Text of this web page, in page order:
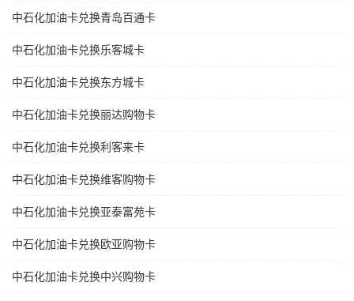
中石化加油卡兑换青岛百通卡
中石化加油卡兑换乐客城卡
中石化加油卡兑换东方城卡
中石化加油卡兑换丽达购物卡
中石化加油卡兑换利客来卡
中石化加油卡兑换维客购物卡
中石化加油卡兑换亚泰富苑卡
中石化加油卡兑换欧亚购物卡
中石化加油卡兑换中兴购物卡